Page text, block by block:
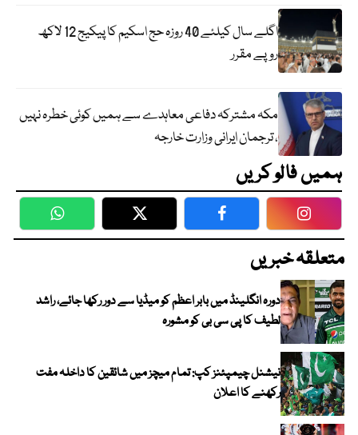
اگلے سال کیلئے 40 روزہ حج اسکیم کا پیکیج 12 لاکھ
روپے مقرر
مکہ مشترکہ دفاعی معاہدے سے ہمیں کوئی خطرہ نہیں
، ترجمان ایرانی وزارت خارجہ
ہمیں فالو کریں
WhatsApp Twitter Facebook
متعلقہ خبریں
دورہ انگلینڈ میں بابر اعظم کو میڈیا سے دور رکھا جائے، راشد
لطیف کا پی سی بی کو مشورہ
نیشنل چیمپئنز کپ: تمام میچز میں شائقین کا داخلہ مفت
رکھنے کا اعلان